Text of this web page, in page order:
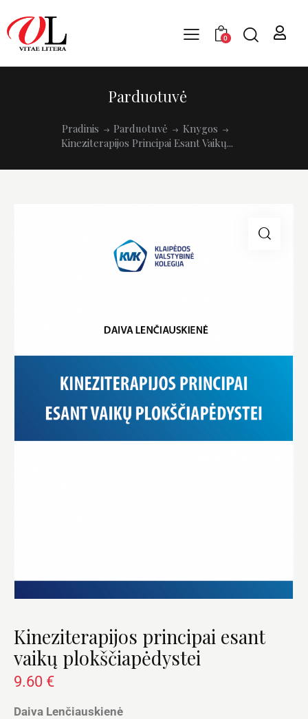
0
Parduotuvė
Pradinis Parduotuvė
Knygos
Kineziterapijos Principai Esant Vaikų...
Kineziterapijos principai esant
vaikų plokščiapėdystei
9.60 €
Daiva Lenčiauskienė